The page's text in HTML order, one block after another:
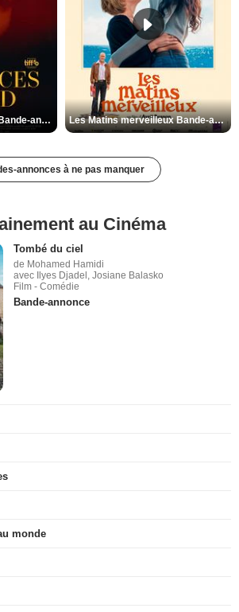
Les Silences de Riyad Bande-annonce VO STFR Les Matins merveilleux Bande-annonce VF
annonces à ne pas manquer
au Cinéma
Tombé du ciel
de Mohamed Hamidi
avec Ilyes Djadel, Josiane Balasko
Film - Comédie
Bande-annonce
monde